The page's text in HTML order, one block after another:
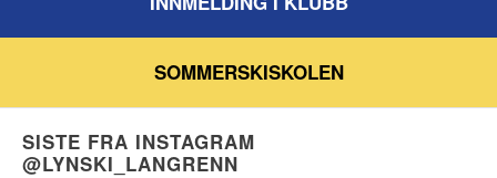
SOMMERSKISKOLEN
SISTE FRA INSTAGRAM
@LYNSKI_LANGRENN